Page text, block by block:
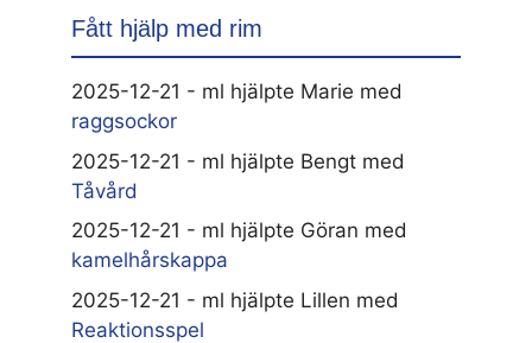
Fått hjälp med rim
2025-12-21 - ml hjälpte Marie med
raggsockor
2025-12-21 - ml hjälpte Bengt med
Tåvård
2025-12-21 - ml hjälpte Göran med
kamelhårskappa
2025-12-21 - ml hjälpte Lillen med
Reaktionsspel